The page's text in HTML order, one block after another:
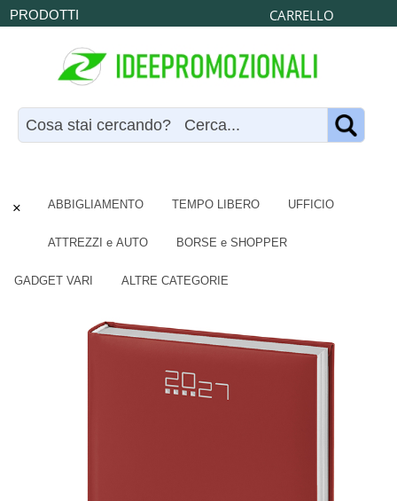
CARRELLO
× ABBIGLIAMENTO TEMPO LIBERO UFFICIO
ATTREZZI e AUTO BORSE e SHOPPER
GADGET VARI ALTRE CATEGORIE
PRODOTTI